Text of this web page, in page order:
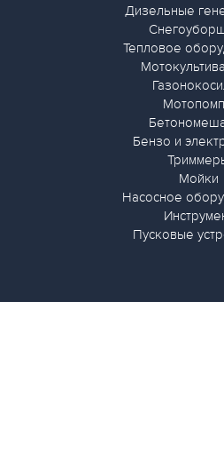
Дизельные
Тепловое
Бензо и
Мойки
Насосное
Пусковые